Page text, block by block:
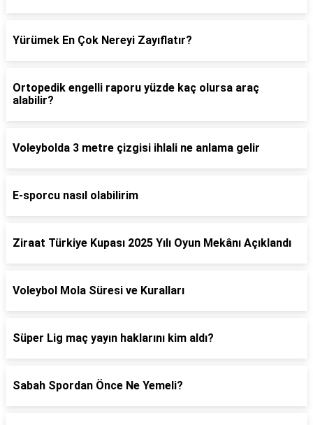
Yürümek En Çok Nereyi Zayıflatır?
Ortopedik engelli raporu yüzde kaç olursa araç
alabilir?
Voleybolda 3 metre çizgisi ihlali ne anlama gelir
E-sporcu nasıl olabilirim
Ziraat Türkiye Kupası 2025 Yılı Oyun Mekânı Açıklandı
Voleybol Mola Süresi ve Kuralları
Süper Lig maç yayın haklarını kim aldı?
Sabah Spordan Önce Ne Yemeli?